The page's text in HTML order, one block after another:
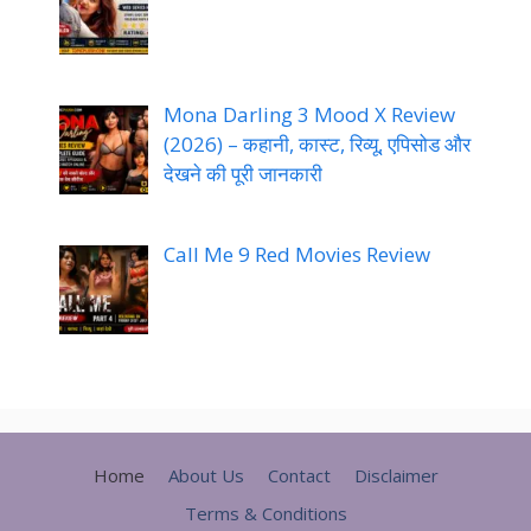
Mona Darling 3 Mood X Review
(2026) – कहानी, कास्ट, रिव्यू, एपिसोड और
देखने की पूरी जानकारी
Call Me 9 Red Movies Review
Home About Us Contact
Disclaimer
Terms & Conditions